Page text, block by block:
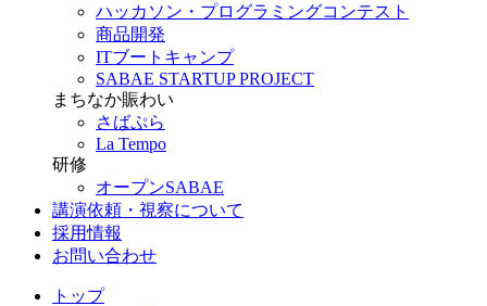
ハッカソン・プログラミングコンテスト
商品開発
ITブートキャンプ
SABAE STARTUP PROJECT
まちなか賑わい
さばぷら
La Tempo
研修
オープンSABAE
講演依頼・視察について
採用情報
お問い合わせ
トップ